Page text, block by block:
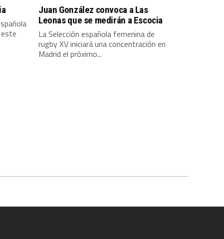
Juan González convoca a Las
Leonas que se medirán a Escocia
La Selección española femenina de
rugby XV iniciará una concentración en
Madrid el próximo...